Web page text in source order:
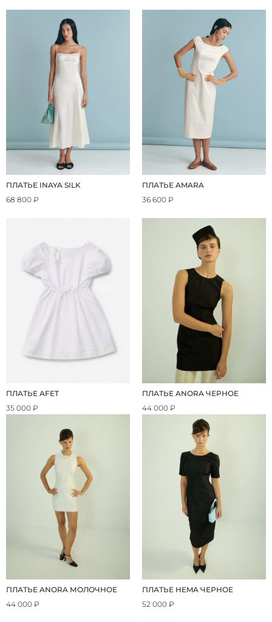
ПЛАТЬЕ INAYA SILK
68 800 ₽
ПЛАТЬЕ AMARA
36 600 ₽
ПЛАТЬЕ AFET
35 000 ₽
ПЛАТЬЕ ANORA ЧЕРНОЕ
44 000 ₽
ПЛАТЬЕ ANORA МОЛОЧНОЕ
44 000 ₽
ПЛАТЬЕ HEMA ЧЕРНОЕ
52 000 ₽